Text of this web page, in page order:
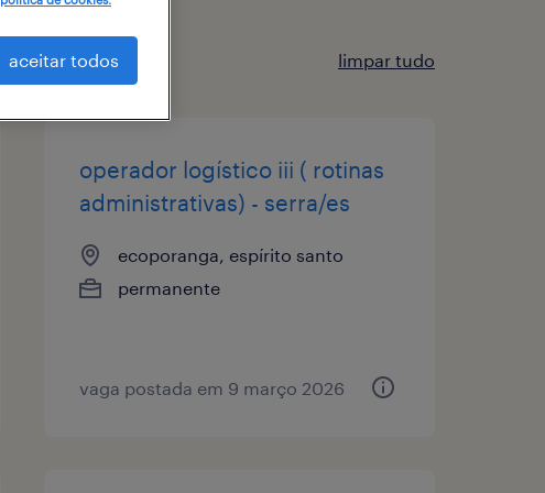
limpar tudo
operador logístico iii ( rotinas
administrativas) - serra/es
ecoporanga, espírito santo
permanente
vaga postada em 9 março 2026
aceitar todos